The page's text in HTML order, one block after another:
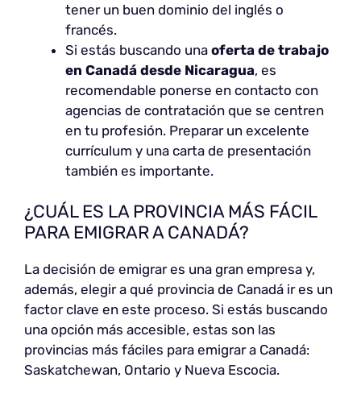
tener un buen dominio del inglés o
francés.
Si estás buscando una oferta de trabajo
en Canadá desde Nicaragua, es
recomendable ponerse en contacto con
agencias de contratación que se centren
en tu profesión. Preparar un excelente
currículum y una carta de presentación
también es importante.
¿CUÁL ES LA PROVINCIA MÁS FÁCIL
PARA EMIGRAR A CANADÁ?
La decisión de emigrar es una gran empresa y,
además, elegir a qué provincia de Canadá ir es un
factor clave en este proceso. Si estás buscando
una opción más accesible, estas son las
provincias más fáciles para emigrar a Canadá:
Saskatchewan, Ontario y Nueva Escocia.